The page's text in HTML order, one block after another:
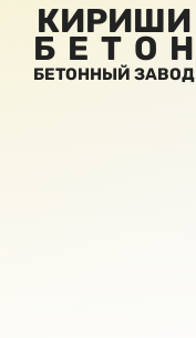
КИРИШИ
БЕТОН
БЕТОННЫЙ ЗАВОД